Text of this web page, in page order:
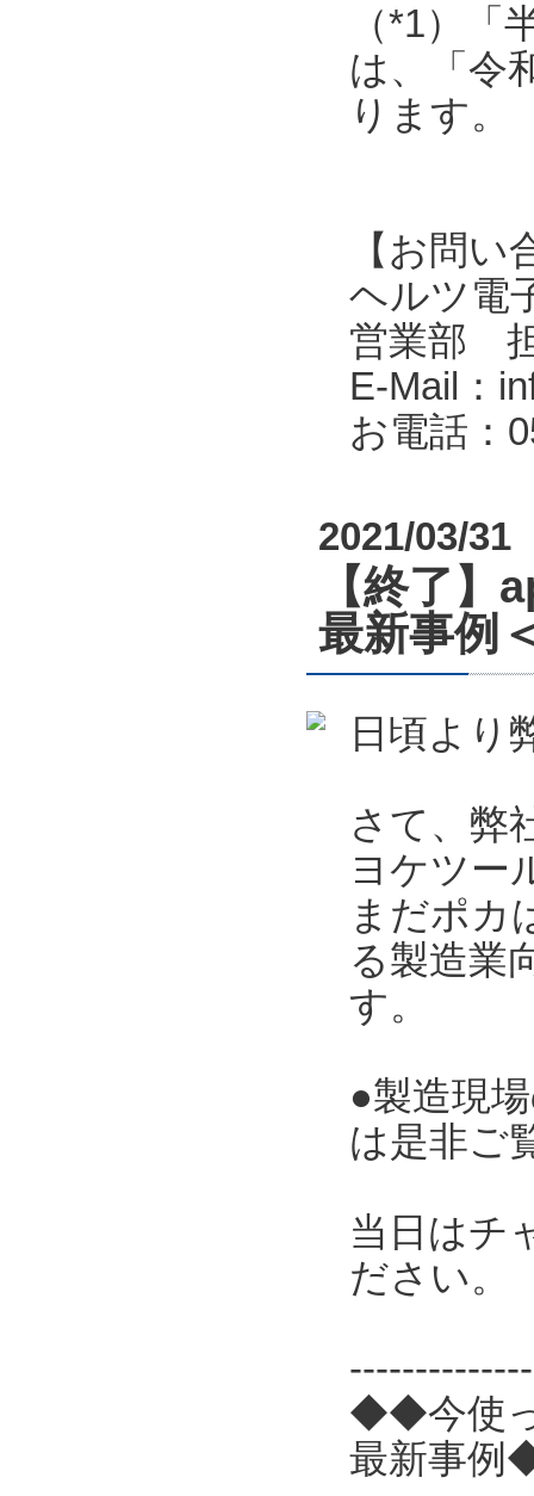
（*1）
は、「令
ります。
【お問い
ヘルツ電
営業部
E-Mail：
お電話：
2021/03/31
【終了
最新事例
日頃より
さて、弊
ヨケツー
まだポカ
る製造業
す。
●製造現
は是非ご
当日はチ
ださい。
◆◆今使っ
最新事